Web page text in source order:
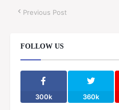
Previous Post
FOLLOW US
300k 360k